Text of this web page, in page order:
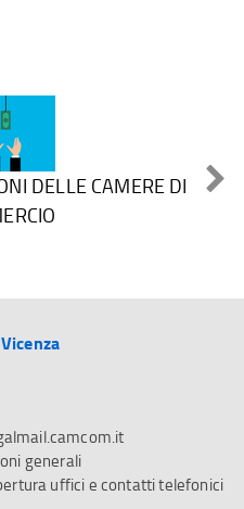
DELLE CAMERE DI
generali
uffici e contatti telefonici